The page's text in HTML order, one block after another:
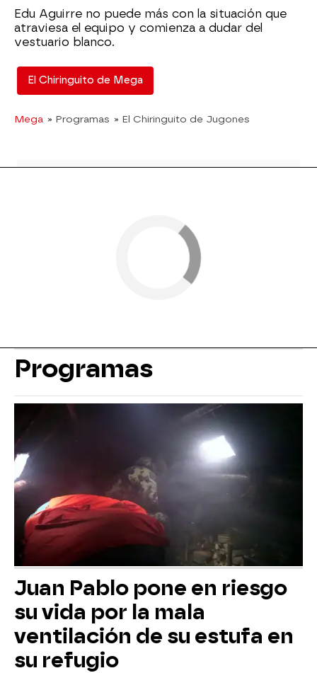
Edu Aguirre no puede más con la situación que
atraviesa el equipo y comienza a dudar del
vestuario blanco.
El Chiringuito de Mega
Mega » Programas » El Chiringuito de Jugones
Programas
Juan Pablo pone en riesgo
su vida por la mala
ventilación de su estufa en
su refugio